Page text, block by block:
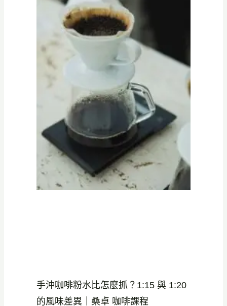
手沖咖啡粉水比怎麼抓？1:15 與 1:20
的風味差異｜桑卓 咖啡課程